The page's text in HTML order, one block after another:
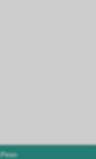
Peso